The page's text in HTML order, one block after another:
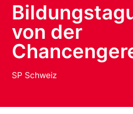
von der
SP Schweiz